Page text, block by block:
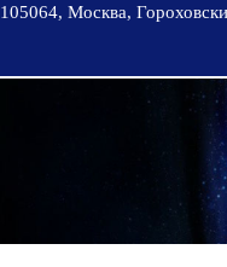
105064, Москва,